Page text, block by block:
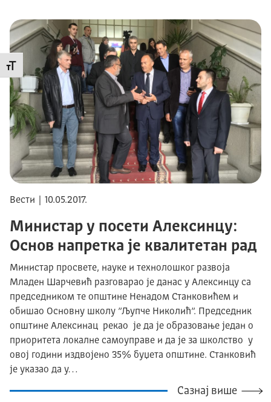
Промени величину слова
Вести | 10.05.2017.
Министар у посети Алексинцу:
Основ напретка је квалитетан рад
Министар просвете, науке и технолошког развоја
Младен Шарчевић разговарао је данас у Алексинцу са
председником те општине Ненадом Станковићем и
обишао Основну школу ”Љупче Николић”. Председник
општине Алексинац рекао је да је образовање један о
приоритета локалне самоуправе и да је за школство у
овој години издвојено 35% буџета општине. Станковић
је указао да у…
Сазнај више